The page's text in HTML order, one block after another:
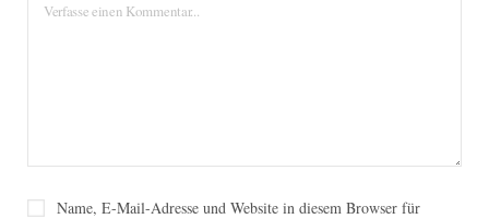
Name, E-Mail-Adresse und Website in diesem Browser für